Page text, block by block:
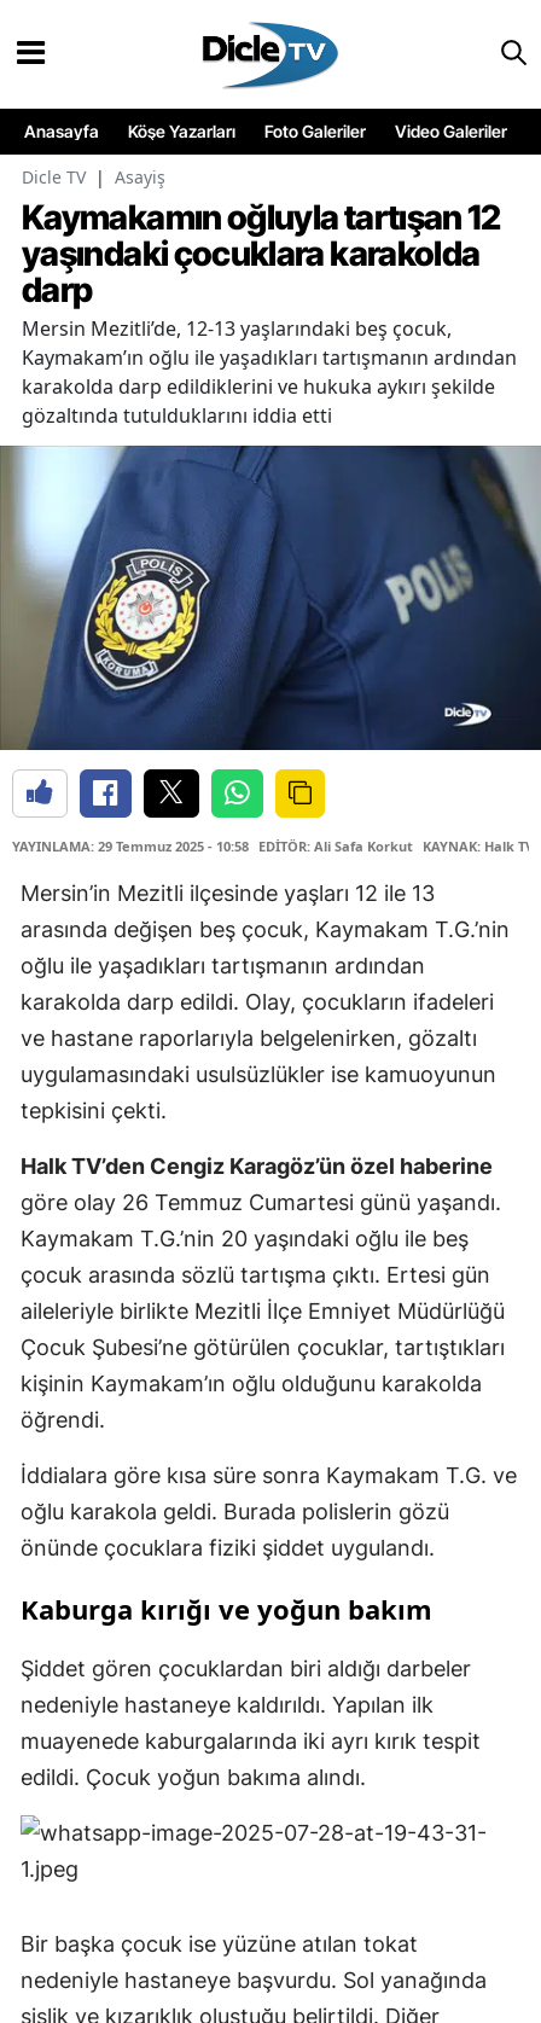
Anasayfa Köşe Yazarları Foto Galeriler Video Galeriler
Dicle TV | Asayiş
Kaymakamın oğluyla tartışan 12
yaşındaki çocuklara karakolda
darp
Mersin Mezitli’de, 12-13 yaşlarındaki beş çocuk,
Kaymakam’ın oğlu ile yaşadıkları tartışmanın ardından
karakolda darp edildiklerini ve hukuka aykırı şekilde
gözaltında tutulduklarını iddia etti
YAYINLAMA: 29 Temmuz 2025 - 10:58 EDİTÖR: Ali Safa Korkut KAYNAK: Halk TV
Mersin’in Mezitli ilçesinde yaşları 12 ile 13
arasında değişen beş çocuk, Kaymakam T.G.’nin
oğlu ile yaşadıkları tartışmanın ardından
karakolda darp edildi. Olay, çocukların ifadeleri
ve hastane raporlarıyla belgelenirken, gözaltı
uygulamasındaki usulsüzlükler ise kamuoyunun
tepkisini çekti.
Halk TV’den Cengiz Karagöz’ün özel haberine
göre olay 26 Temmuz Cumartesi günü yaşandı.
Kaymakam T.G.’nin 20 yaşındaki oğlu ile beş
çocuk arasında sözlü tartışma çıktı. Ertesi gün
aileleriyle birlikte Mezitli İlçe Emniyet Müdürlüğü
Çocuk Şubesi’ne götürülen çocuklar, tartıştıkları
kişinin Kaymakam’ın oğlu olduğunu karakolda
öğrendi.
İddialara göre kısa süre sonra Kaymakam T.G. ve
oğlu karakola geldi. Burada polislerin gözü
önünde çocuklara fiziki şiddet uygulandı.
Kaburga kırığı ve yoğun bakım
Şiddet gören çocuklardan biri aldığı darbeler
nedeniyle hastaneye kaldırıldı. Yapılan ilk
muayenede kaburgalarında iki ayrı kırık tespit
edildi. Çocuk yoğun bakıma alındı.
Bir başka çocuk ise yüzüne atılan tokat
nedeniyle hastaneye başvurdu. Sol yanağında
şişlik ve kızarıklık oluştuğu belirtildi. Diğer